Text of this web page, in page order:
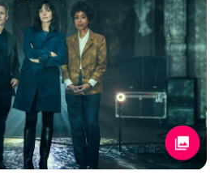
Stars
& Serien
Lifestyle
& Liebe
Exklusiv